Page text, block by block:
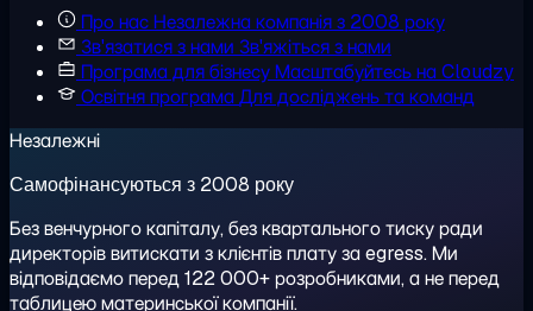
Про насНезалежна компанія з 2008 року
Зв'язатися з нами Зв'яжіться з нами
Програма для бізнесуМасштабуйтесь на Cloudzy
Освітня програмаДля досліджень та команд
Незалежні
Самофінансуються з 2008 року
Без венчурного капіталу, без квартального тиску ради
директорів витискати з клієнтів плату за egress. Ми
відповідаємо перед 122 000+ розробниками, а не перед
таблицею материнської компанії.